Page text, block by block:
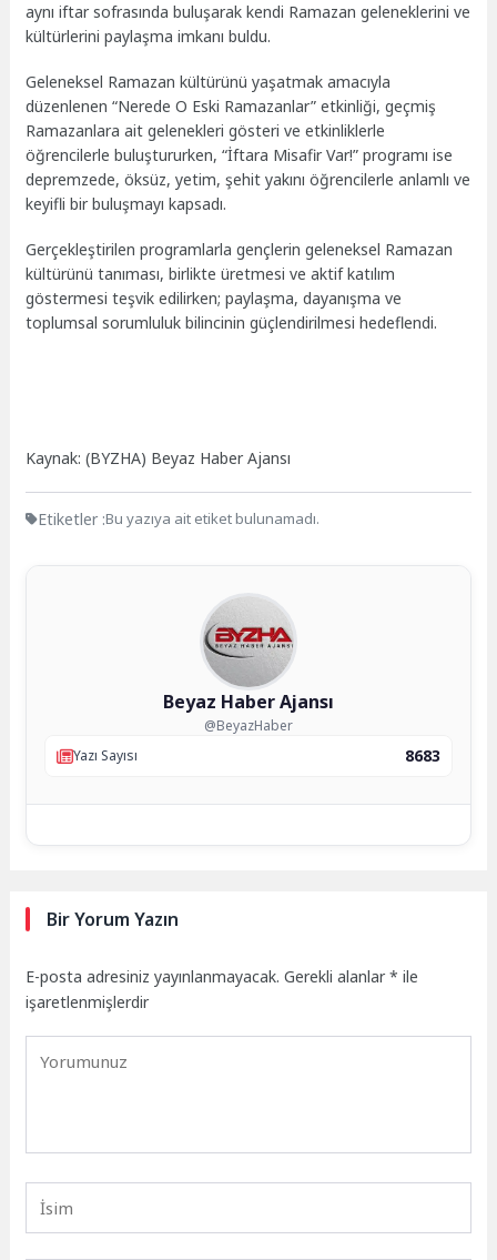
aynı iftar sofrasında buluşarak kendi Ramazan geleneklerini ve
kültürlerini paylaşma imkanı buldu.
Geleneksel Ramazan kültürünü yaşatmak amacıyla
düzenlenen “Nerede O Eski Ramazanlar” etkinliği, geçmiş
Ramazanlara ait gelenekleri gösteri ve etkinliklerle
öğrencilerle buluştururken, “İftara Misafir Var!” programı ise
depremzede, öksüz, yetim, şehit yakını öğrencilerle anlamlı ve
keyifli bir buluşmayı kapsadı.
Gerçekleştirilen programlarla gençlerin geleneksel Ramazan
kültürünü tanıması, birlikte üretmesi ve aktif katılım
göstermesi teşvik edilirken; paylaşma, dayanışma ve
toplumsal sorumluluk bilincinin güçlendirilmesi hedeflendi.
Kaynak: (BYZHA) Beyaz Haber Ajansı
Etiketler :Bu yazıya ait etiket bulunamadı.
Beyaz Haber Ajansı
@BeyazHaber
Yazı Sayısı
8683
Bir Yorum Yazın
E-posta adresiniz yayınlanmayacak. Gerekli alanlar* ile
işaretlenmişlerdir